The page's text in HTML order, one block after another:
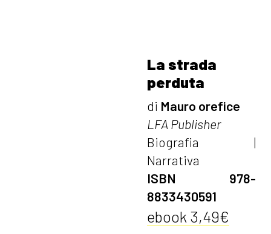
La strada
perduta
di Mauro orefice
LFA Publisher
Biografia |
Narrativa
ISBN 978-
8833430591
ebook 3,49€